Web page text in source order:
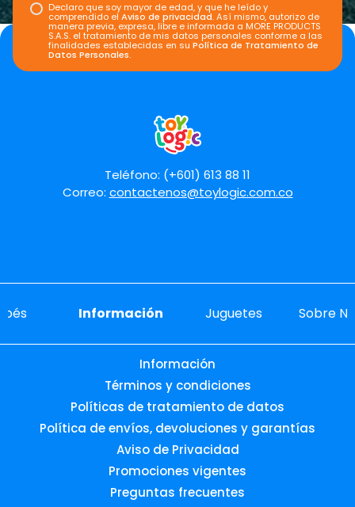
Escribe un comentario
Enviar comentario
Declaro que soy mayor de edad, y que he leído y
comprendido elAviso de privacidad. Así mismo, autorizo de
manera previa, expresa, libre e informada a MORE PRODUCTS
S.A.S. el tratamiento de mis datos personales conforme a las
finalidades establecidas en suPolítica de Tratamiento de
Datos Personales.
Teléfono: (+601) 613 88 11
Correo: contactenos@toylogic.com.co
Información Juguetes Sobre
Información
Términos y condiciones
Políticas de tratamiento de datos
Política de envíos, devoluciones y garantías
Aviso de Privacidad
Promociones vigentes
Preguntas frecuentes